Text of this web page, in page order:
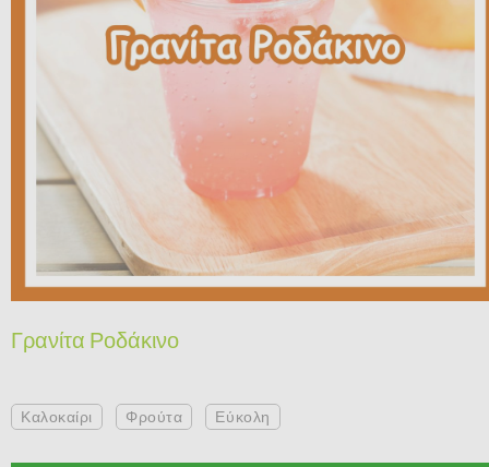
Γρανίτα Ροδάκινο
Καλοκαίρι Φρούτα Εύκολη